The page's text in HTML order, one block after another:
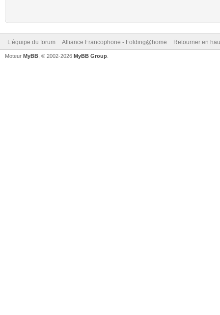
L’équipe du forum Alliance Francophone - Folding@home Retourner en
Moteur MyBB , © 2002-2026 MyBB Group